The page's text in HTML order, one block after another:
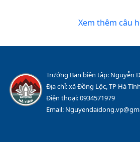
Xem thêm câu
Trưởng Ban biên tập: Nguyễn
Địa chỉ: xã Đồng Lộc, TP Hà
Điện thoại: 0934571979
Email: